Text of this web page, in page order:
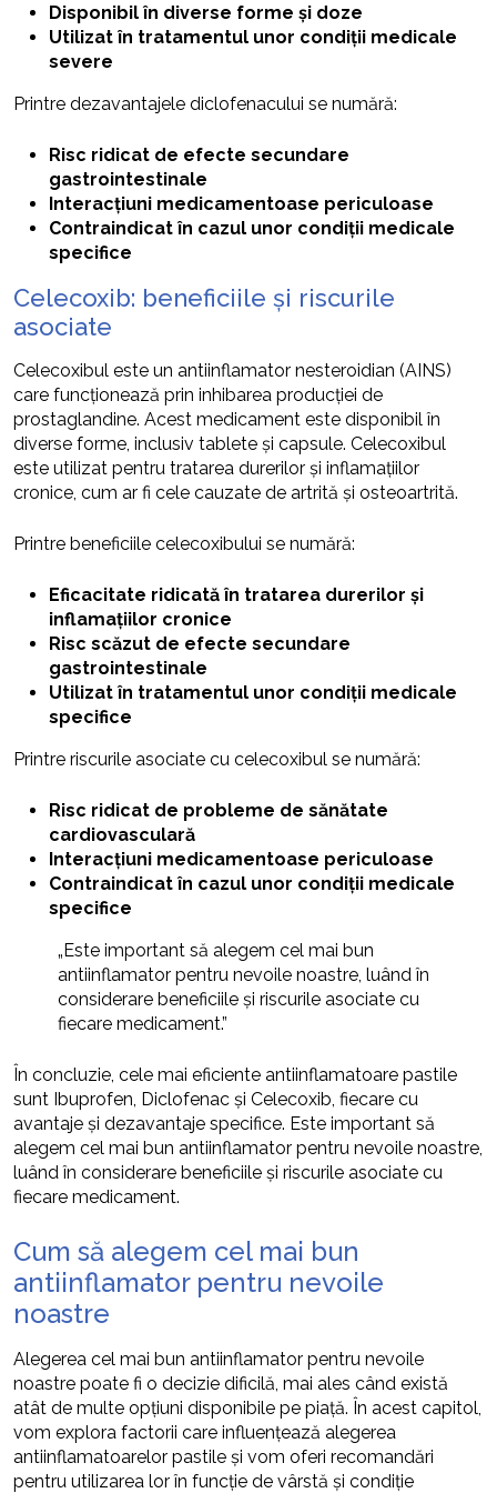
Disponibil în diverse forme și doze
Utilizat în tratamentul unor condiții medicale
severe
Printre dezavantajele diclofenacului se numără:
Risc ridicat de efecte secundare
gastrointestinale
Interacțiuni medicamentoase periculoase
Contraindicat în cazul unor condiții medicale
specifice
Celecoxib: beneficiile și riscurile
asociate
Celecoxibul este un antiinflamator nesteroidian (AINS)
care funcționează prin inhibarea producției de
prostaglandine. Acest medicament este disponibil în
diverse forme, inclusiv tablete și capsule. Celecoxibul
este utilizat pentru tratarea durerilor și inflamațiilor
cronice, cum ar fi cele cauzate de artrită și osteoartrită.
Printre beneficiile celecoxibului se numără:
Eficacitate ridicată în tratarea durerilor și
inflamațiilor cronice
Risc scăzut de efecte secundare
gastrointestinale
Utilizat în tratamentul unor condiții medicale
specifice
Printre riscurile asociate cu celecoxibul se numără:
Risc ridicat de probleme de sănătate
cardiovasculară
Interacțiuni medicamentoase periculoase
Contraindicat în cazul unor condiții medicale
specifice
„Este important să alegem cel mai bun
antiinflamator pentru nevoile noastre, luând în
considerare beneficiile și riscurile asociate cu
fiecare medicament.”
În concluzie, cele mai eficiente antiinflamatoare pastile
sunt Ibuprofen, Diclofenac și Celecoxib, fiecare cu
avantaje și dezavantaje specifice. Este important să
alegem cel mai bun antiinflamator pentru nevoile noastre,
luând în considerare beneficiile și riscurile asociate cu
fiecare medicament.
Cum să alegem cel mai bun
antiinflamator pentru nevoile
noastre
Alegerea cel mai bun antiinflamator pentru nevoile
noastre poate fi o decizie dificilă, mai ales când există
atât de multe opțiuni disponibile pe piață. În acest capitol,
vom explora factorii care influențează alegerea
antiinflamatoarelor pastile și vom oferi recomandări
pentru utilizarea lor în funcție de vârstă și condiție